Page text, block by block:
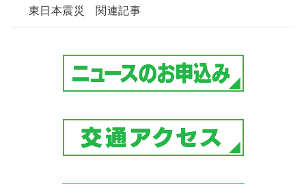
東日本震災 関連記事